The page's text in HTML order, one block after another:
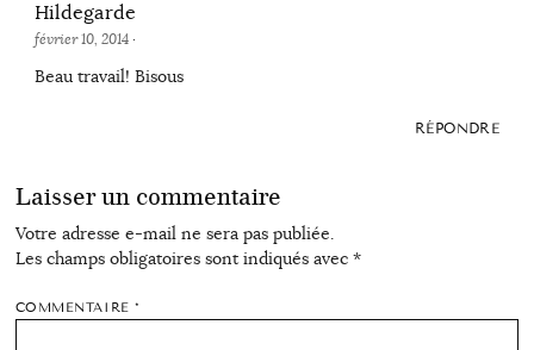
Hildegarde
février 10, 2014·
Beau travail! Bisous
RÉPONDRE
Laisser un commentaire
Votre adresse e-mail ne sera pas publiée.
Les champs obligatoires sont indiqués avec *
COMMENTAIRE*